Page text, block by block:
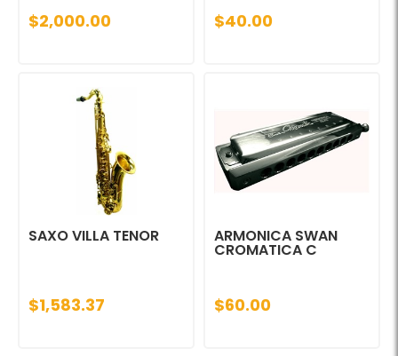
$2,000.00 $40.00
SAXO VILLA TENOR
$1,583.37
ARMONICA SWAN
CROMATICA C
$60.00